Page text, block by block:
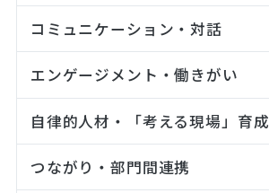
コミュニケーション・対話
エンゲージメント・働きがい
自律的人材・「考える現場」育成
つながり・部門間連携